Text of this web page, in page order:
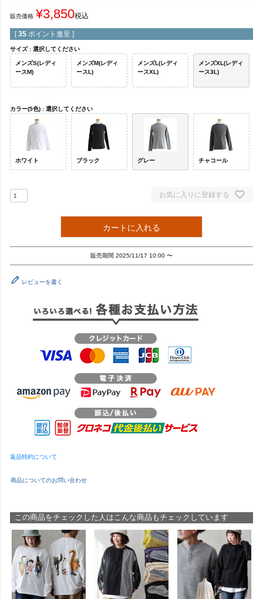
販売価格 ¥3,850税込
[ 35 ポイント進呈 ]
サイズ 選択してください
メンズS(レディ
ースM)
メンズM(レディ
ースL)
メンズL(レディ
ースXL)
メンズXL(レディ
ース3L)
カラー(5色) 選択してください
ホワイト ブラック グレー チャコール
お気に入りに登録する
カートに入れる
販売期間 2025/11/17 10:00 〜
レビューを書く
返品特約について
商品についてのお問い合わせ
この商品をチェックした人はこんな商品もチェックしています